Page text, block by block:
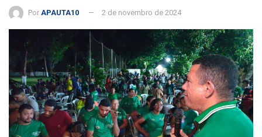
Por APAUTA10 2 de novembro de 2024